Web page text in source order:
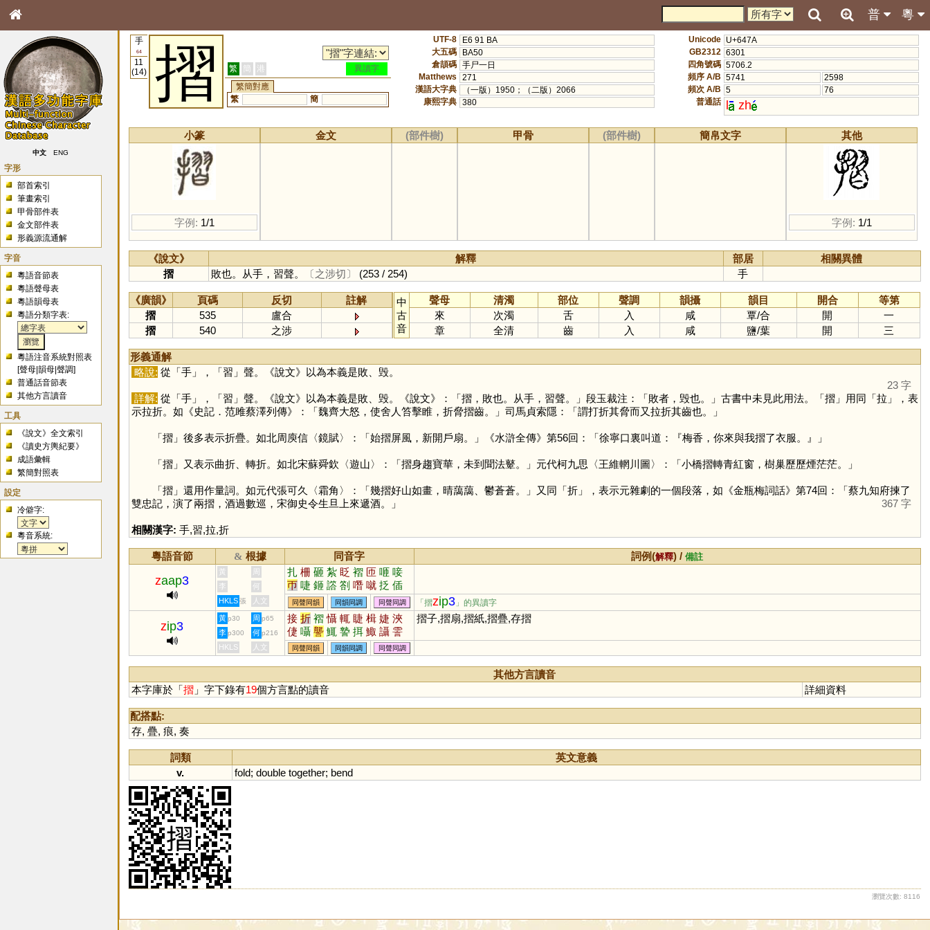
粵
普
中文 ENG
字形
部首索引
筆畫索引
甲骨部件表
金文部件表
形義源流通解
字音
粵語音節表
粵語聲母表
粵語韻母表
粵語分類字表:
粵語注音系統對照表
[聲母 |韻母 |聲調]
普通話音節表
其他方言讀音
工具
《說文》全文索引
《讀史方輿紀要》
成語彙輯
繁簡對照表
設定
冷僻字:
粵音系統:
手
64
11
(14)
摺 繁 簡 港
異讀字
繁簡對應
繁
簡
UTF-8
E6 91 BA
大五碼
BA50
倉頡碼 手尸一日
Matthews
271
漢語大字典
（一版）1950；（二版）2066
康熙字典 380
Unicode U+647A
GB2312 6301
四角號碼 5706.2
頻序 A/B 5741
2598
頻次 A/B 5
76
普通話 l zh
小篆
字例: 1/1
金文 (部件樹) 甲骨 (部件樹) 簡帛文字 其他
字例: 1/1
《說文》 解釋 部居
相關異體
摺
敗也。从手，習聲。 〔之涉切〕 (253 / 254) 手
《廣韻》 頁碼 反切
註解
摺
535
盧合
摺
540 之涉
中
古
音
聲母 清濁 部位 聲調 韻攝 韻目 開合
等第
來
次濁 舌 入 咸 覃/合 開
一
章
全清 齒 入 咸 鹽/葉 開 三
形義通解
略說: 從「手」，「習 」聲。《說文》以為本義是敗、毁。
23 字
詳解: 從「手」，「習 」聲。《說文》以為本義是敗、毁。《說文》：「摺，敗也。从手，習聲。」段玉裁注：「敗者，毁也。」古書中未見此用法。「摺」用同「拉 」，表
示拉折。如《史記．范雎蔡澤列傳》：「魏齊大怒，使舍人笞擊睢，折脅摺齒。」司馬貞索隱：「謂打折其脅而又拉折其齒也。」
「摺」後多表示折疊。如北周庾信〈鏡賦〉：「始摺屏風，新開戶扇。」《水滸全傳》第56回：「徐寧口裏叫道：『梅香，你來與我摺了衣服。』」
「摺」又表示曲折、轉折。如北宋蘇舜欽〈遊山〉：「摺身趨寶華，未到聞法鼙。」元代柯九思〈王維輞川圖〉：「小橋摺轉青紅窗，樹巢歷歷煙茫茫。」
「摺」還用作量詞。如元代張可久〈霜角〉：「幾摺好山如畫，晴藹藹、鬱蒼蒼。」又同「折」，表示元雜劇的一個段落，如《金瓶梅詞話》第74回：「蔡九知府揀了
雙忠記，演了兩摺，酒過數巡，宋御史令生旦上來遞酒。」
367 字
相關漢字: 手,習,拉,折
粵語音節 & 根據 同音字 詞例(解釋) /備註
zaap3
黃 周 扎 柵 砸 紮 眨 褶 匝 咂 唼
帀 啑 鉔 譗 劄 噆 噈 抸 偛
李
何
HKLS 張 人文 同聲同韻 同韻同調 同聲同調 「摺zip3 」的異讀字
zip3
黃 p30 周 p65 接 折 褶 懾 輒 睫 楫 婕 浹
倢 囁 讋 鮿 謺 挕 鯫 讘 霅
慹 慴 椄
摺子,摺扇,摺紙,摺疊,存摺
李 p300 何 p216
HKLS 人文 同聲同韻 同韻同調 同聲同調
其他方言讀音
本字庫於「摺」字下錄有19個方言點的讀音 詳細資料
配搭點:
存, 疊, 痕, 奏
詞類
英文意義
v.
fold; double together; bend
瀏覽次數: 8116